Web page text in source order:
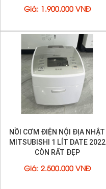
Giá: 1.900.000 VNĐ
NỒI CƠM ĐIỆN NỘI ĐỊA NHẬT
MITSUBISHI 1 LÍT DATE 2022
CÒN RẤT ĐẸP
Giá: 2.500.000 VNĐ